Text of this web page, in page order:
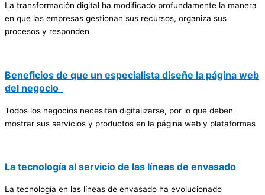
La transformación digital ha modificado profundamente la manera
en que las empresas gestionan sus recursos, organiza sus
procesos y responden
Beneficios de que un especialista diseñe la página web
del negocio
Todos los negocios necesitan digitalizarse, por lo que deben
mostrar sus servicios y productos en la página web y plataformas
La tecnología al servicio de las líneas de envasado
La tecnología en las líneas de envasado ha evolucionado